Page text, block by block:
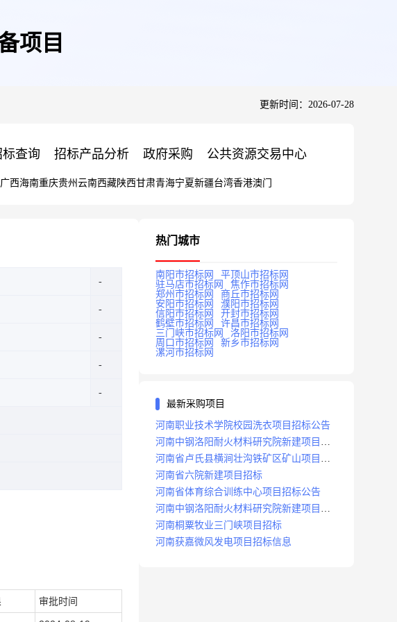
项目
更新时间：2026-07-28
查询 招标产品分析 政府采购 公共资源交易中心
广西海南重庆贵州 云南西藏陕西甘肃青海宁夏新疆台湾香港澳门
审批时间
热门城市
南阳市招标网
平顶山市招标网
驻马店市招标网
焦作市招标网
郑州市招标网
商丘市招标网
安阳市招标网
濮阳市招标网
信阳市招标网
开封市招标网
鹤壁市招标网
许昌市招标网
三门峡市招标网
洛阳市招标网
周口市招标网
新乡市招标网
漯河市招标网
最新采购项目
河南职业技术学院校园洗衣项目招标公告
河南中钢洛阳耐火材料研究院新建项目招
标
河南省卢氏县横涧壮沟铁矿区矿山项目招
标公告
河南省六院新建项目招标
河南省体育综合训练中心项目招标公告
河南中钢洛阳耐火材料研究院新建项目招
标
河南桐粟牧业三门峡项目招标
河南获嘉微风发电项目招标信息